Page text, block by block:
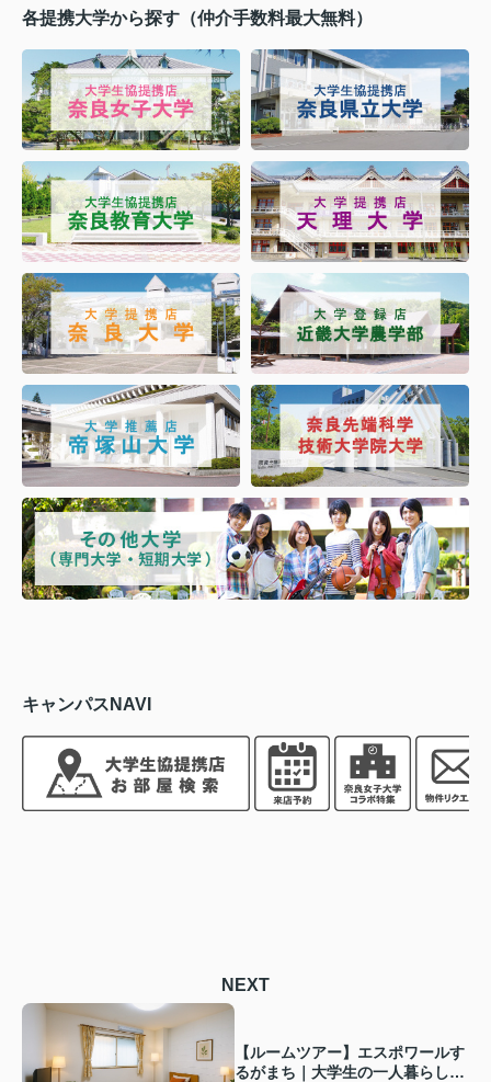
各提携大学から探す（仲介手数料最大無料）
キャンパスNAVI
NEXT
【ルームツアー】エスポワールす
るがまち｜大学生の一人暮らしに